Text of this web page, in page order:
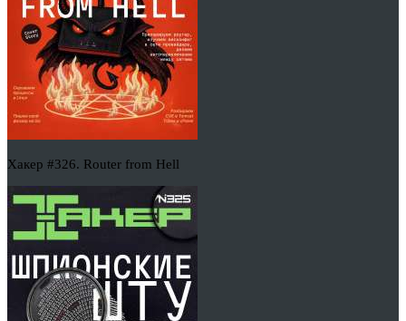
Хакер #326. Router from Hell